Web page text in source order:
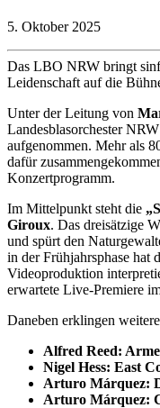
5. Oktober 2025
Das LBO NRW bringt
Leidenschaft auf die
Unter der Leitung von
Landesblasorchester
aufgenommen. Mehr als
dafür
Konzertprogramm.
Im Mittelpunkt steht die
Giroux. Das dreisätzige
und spürt den
in der Frühjahrsphase hat
Videoproduktion
erwartete Live-Premiere
Daneben erklingen
Alfred Reed:
Nigel Hess: East
Arturo Márquez:
Arturo Márquez: